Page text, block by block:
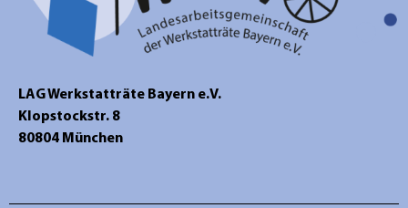
LAG Werkstatträte Bayern e.V.
Klopstockstr. 8
80804 München